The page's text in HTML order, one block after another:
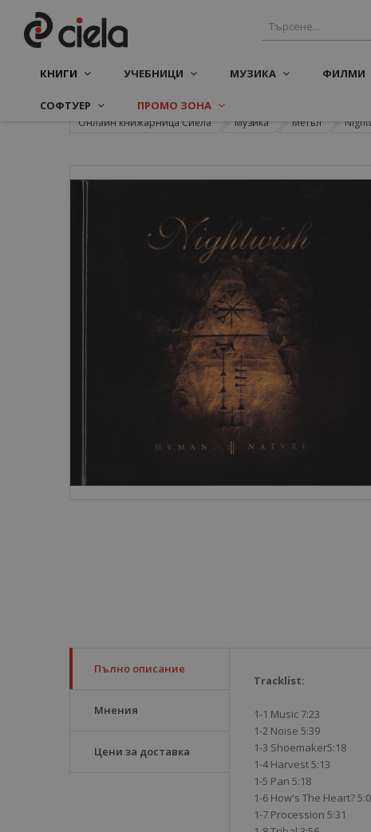
КНИГИ УЧЕБНИЦИ МУЗИКА ФИЛМИ
СОФТУЕР ПРОМО ЗОНА
Онлайн книжарница Сиела Музика Метъл
Пълно описание
Мнения
Цени за доставка
Tracklist:
1-1 Music 7:23
1-2 Noise 5:39
1-3 Shoemaker5:18
1-4 Harvest 5:13
1-5 Pan 5:18
1-6 How's The Heart?
1-7 Procession 5:31